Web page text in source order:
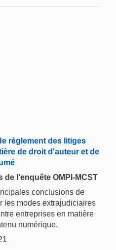
règlement des litiges
de droit d'auteur et de
de l'enquête OMPI-MCST
conclusions de
les modes extrajudiciaires
entreprises en matière
numérique.